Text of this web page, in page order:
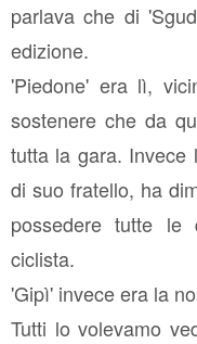
parlava che di
edizione.
'Piedone' era lì,
sostenere che da
tutta la gara. Invece
di suo fratello, ha
possedere tutte le
ciclista.
'Gipì' invece era la
Tutti lo volevamo